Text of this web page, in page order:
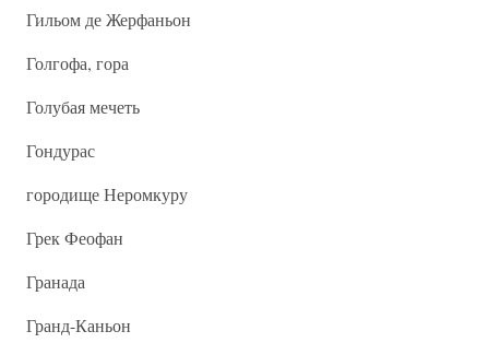
Гильом де Жерфаньон
Голгофа, гора
Голубая мечеть
Гондурас
городище Неромкуру
Грек Феофан
Гранада
Гранд-Каньон